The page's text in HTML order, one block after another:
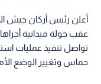
أعلن رئيس أركان جيش
عقب جولة ميدانية
تواصل تنفيذ عمليات
حماس وتغيير الوضع